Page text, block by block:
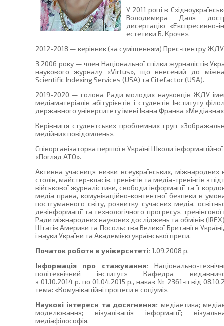
У 2011 році в
Володимира Даля
дисертацію «Експресивно-
естетики Б. Кроче».
2012-2018 — керівник (за суміщенням) Прес-центру ЖДУ
З 2006 року — член Національної спілки журналістів
наукового журналу «Virtus», що внесений до
Scientific Indexing Services (USA) та Citefactor (USA).
2019-2020 — голова Ради молодих науковців ЖДУ
медіаматеріалів абітурієнтів і студентів Інституту
державного університету імені Івана Франка
Керівниця студентських проблемних груп
медійних повідомлень».
Співорганізаторка першої в Україні Школи
«Погляд АТО».
Активна учасниця низки всеукраїнських, міжнародних
столів, майстер-класів, тренінгів та медіа-тренінгів з
військової журналістики, свободи інформації та її
медіа права, комунікаційно-контентної безпеки в
постгуманного світу, розвитку сучасних медіа,
дезінформації та технологічного прогресу»,
Ради міжнародних наукових досліджень та обмінів
Штатів Америки та Посольства Великої Британії в
і науки України та Академією української преси.
Початок роботи в університеті: 1.09.2008 р.
Інформація про стажування: Національно-
політехнічний інститут» Кафедра
з 01.10.2014 р. по 01.04.2015 р., наказ № 2361-п від
тема: «Комунікаційні процеси в соціумі».
Наукові інтереси та досягнення: медіаетика;
моделювання; візуалізація інформації;
медіафілософія.